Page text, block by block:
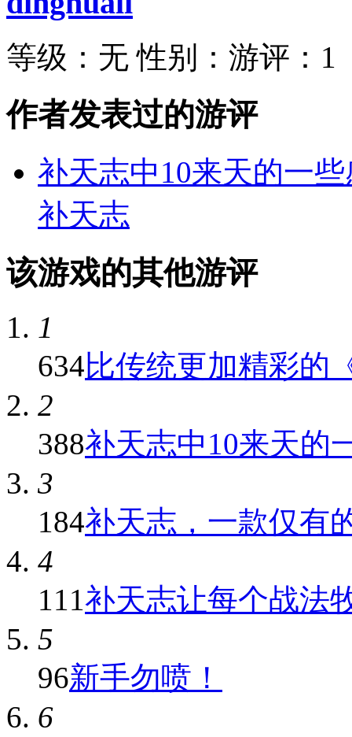
等级： 无 性别： 游评： 1
作者发表过的游评
补天志中10来天的一
补天志
该游戏的其他游评
1
634比传统更加精彩的
2
388补天志中10来天的
3
184补天志，一款仅有
4
111补天志让每个战法
5
96新手勿喷！
6